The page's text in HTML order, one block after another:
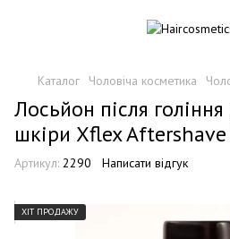
Каталог Чоловіча косметика
Лосьйон після
шкіри Xflex
Артикул: 2290 Написати відгук
ХІТ ПРОДАЖУ